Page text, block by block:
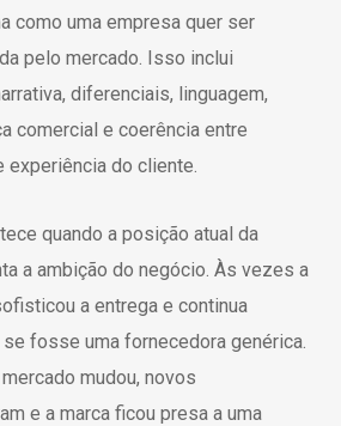
como uma empresa quer ser
pelo mercado. Isso inclui
diferenciais, linguagem,
comercial e coerência entre
experiência do cliente.
quando a posição atual da
a ambição do negócio. Às vezes a
a entrega e continua
fosse uma fornecedora genérica.
mudou, novos
e a marca ficou presa a uma